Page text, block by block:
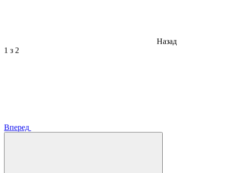
Назад
1 з 2
Вперед